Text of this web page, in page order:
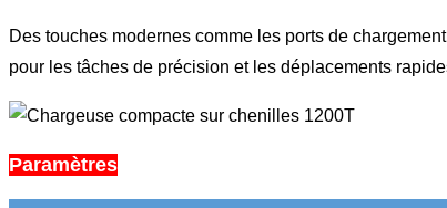
Des touches modernes comme les ports de
pour les tâches de précision et les déplacements
Paramètres